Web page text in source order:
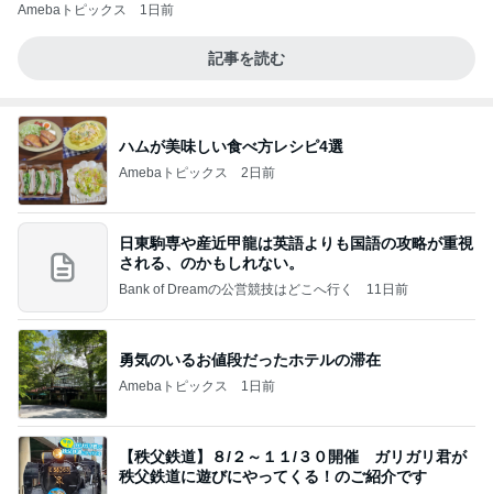
Amebaトピックス 1日前
記事を読む
ハムが美味しい食べ方レシピ4選
Amebaトピックス 2日前
日東駒専や産近甲龍は英語よりも国語の攻略が重視
される、のかもしれない。
Bank of Dreamの公営競技はどこへ行く 11日前
勇気のいるお値段だったホテルの滞在
Amebaトピックス 1日前
【秩父鉄道】８/２～１１/３０開催 ガリガリ君が
秩父鉄道に遊びにやってくる！のご紹介です